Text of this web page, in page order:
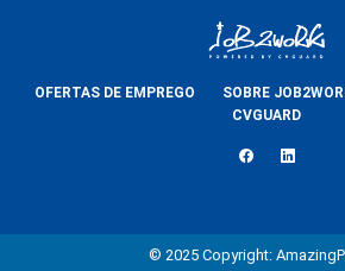
OFERTAS DE EMPREGO SOBRE
CVGUARD
© 2025 Copyright: